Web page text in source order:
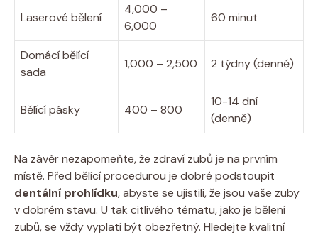
Laserové bělení
4,000 –
6,000
60 minut
Domácí bělící
sada
1,000 – 2,500 2 týdny (denně)
Bělící pásky 400 – 800
10-14 dní
(denně)
Na závěr nezapomeňte, že zdraví zubů je na prvním
místě. Před bělící procedurou je dobré podstoupit
dentální prohlídku, abyste se ujistili, že jsou vaše zuby
v dobrém stavu. U tak citlivého tématu, jako je bělení
zubů, se vždy vyplatí být obezřetný. Hledejte kvalitní